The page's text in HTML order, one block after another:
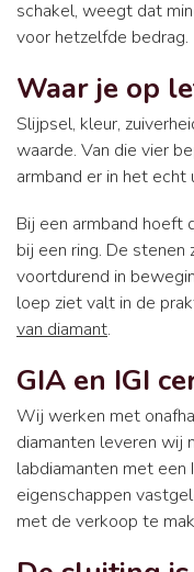
schakel, weegt dat
voor hetzelfde bedrag.
Waar je op
Slijpsel, kleur,
waarde. Van die vier
armband er in het echt
Bij een armband hoeft
bij een ring. De stenen
voortdurend in
loep ziet valt in de
van diamant.
GIA en IGI
Wij werken met
diamanten leveren wij
labdiamanten met een
eigenschappen
met de verkoop te